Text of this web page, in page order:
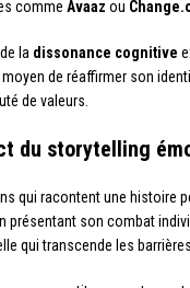
comme Avaaz ou
la dissonance cognitive
de réaffirmer son
de valeurs.
du storytelling
qui racontent une histoire
présentant son combat
qui transcende les